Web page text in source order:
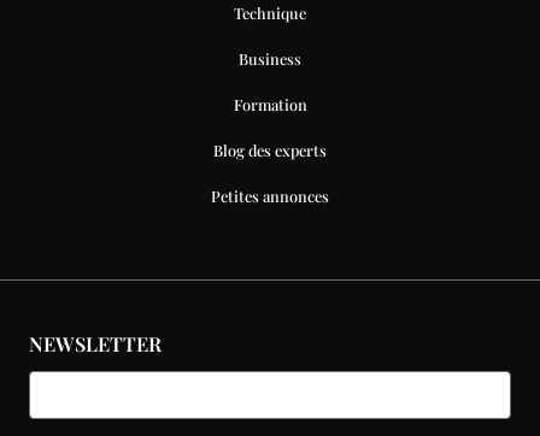
Technique
Business
Formation
Blog des experts
Petites annonces
NEWSLETTER